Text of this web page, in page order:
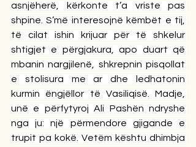
asnjëherë, kërkonte t’a vriste pas
shpine. S’më interesojnë këmbët e tij,
të cilat ishin krijuar për të shkelur
shtigjet e përgjakura, apo duart që
mbanin nargjilenë, shkrepnin pisqollat
e stolisura me ar dhe ledhatonin
kurmin ëngjëllor të Vasiliqisë. Madje,
unë e përfytyroj Ali Pashën ndryshe
nga ju: një përmendore gjigande e
trupit pa kokë. Vetëm kështu dhimbja